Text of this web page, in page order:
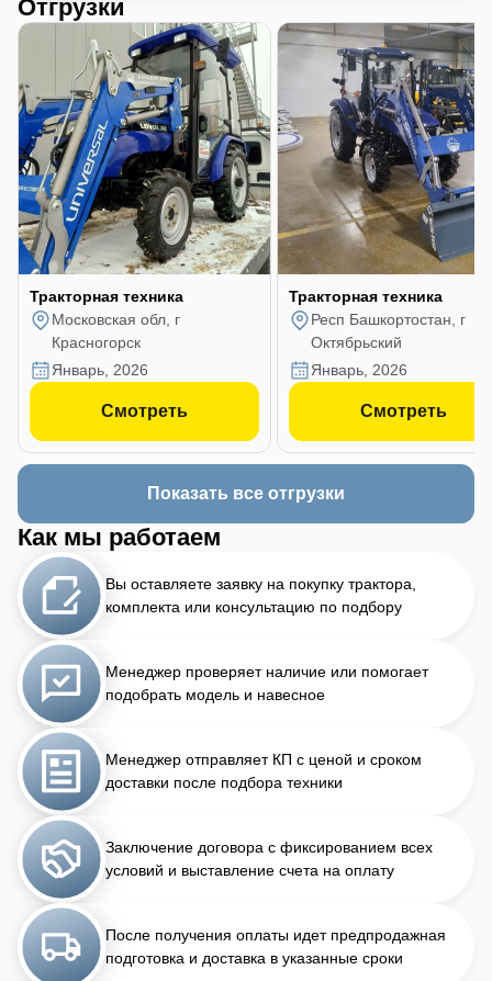
Отгрузки
Тракторная техника
Московская обл, г
Красногорск
январь, 2026
Смотреть
Тракторная техника
Респ Башкортостан, г
Октябрьский
январь, 2026
Смотреть
Показать все отгрузки
Как мы работаем
Вы оставляете заявку на покупку трактора,
комплекта или консультацию по подбору
Менеджер проверяет наличие или помогает
подобрать модель и навесное
Менеджер отправляет КП с ценой и сроком
доставки после подбора техники
Заключение договора с фиксированием всех
условий и выставление счета на оплату
После получения оплаты идет предпродажная
подготовка и доставка в указанные сроки